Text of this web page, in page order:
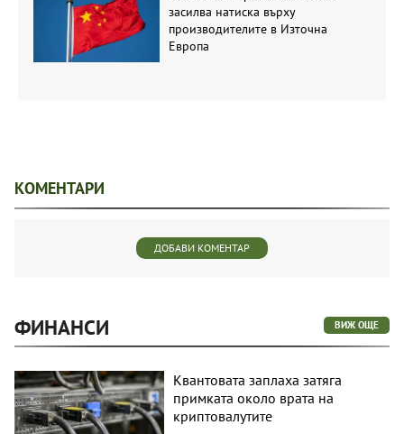
засилва натиска върху
производителите в Източна
Европа
КОМЕНТАРИ
ДОБАВИ КОМЕНТАР
ФИНАНСИ ВИЖ ОЩЕ
Квантовата заплаха затяга
примката около врата на
криптовалутите